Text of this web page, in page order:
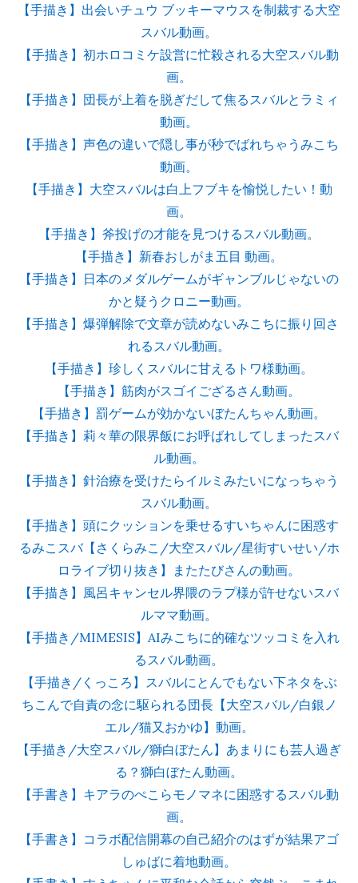
【手描き】出会いチュウ ブッキーマウスを制裁する大空
スバル動画。
【手描き】初ホロコミケ設営に忙殺される大空スバル動
画。
【手描き】団長が上着を脱ぎだして焦るスバルとラミィ
動画。
【手描き】声色の違いで隠し事が秒でばれちゃうみこち
動画。
【手描き】大空スバルは白上フブキを愉悦したい！動
画。
【手描き】斧投げの才能を見つけるスバル動画。
【手描き】新春おしがま五目 動画。
【手描き】日本のメダルゲームがギャンブルじゃないの
かと疑うクロニー動画。
【手描き】爆弾解除で文章が読めないみこちに振り回さ
れるスバル動画。
【手描き】珍しくスバルに甘えるトワ様動画。
【手描き】筋肉がスゴイござるさん動画。
【手描き】罰ゲームが効かないぼたんちゃん動画。
【手描き】莉々華の限界飯にお呼ばれしてしまったスバ
ル動画。
【手描き】針治療を受けたらイルミみたいになっちゃう
スバル動画。
【手描き】頭にクッションを乗せるすいちゃんに困惑す
るみこスバ【さくらみこ/大空スバル/星街すいせい/ホ
ロライブ切り抜き】またたびさんの動画。
【手描き】風呂キャンセル界隈のラプ様が許せないスバ
ルママ動画。
【手描き/MIMESIS】AIみこちに的確なツッコミを入れ
るスバル動画。
【手描き/くっころ】スバルにとんでもない下ネタをぶ
ちこんで自責の念に駆られる団長【大空スバル/白銀ノ
エル/猫又おかゆ】動画。
【手描き/大空スバル/獅白ぼたん】あまりにも芸人過ぎ
る？獅白ぼたん動画。
【手書き】キアラのぺこらモノマネに困惑するスバル動
画。
【手書き】コラボ配信開幕の自己紹介のはずが結果アゴ
しゅばに着地動画。